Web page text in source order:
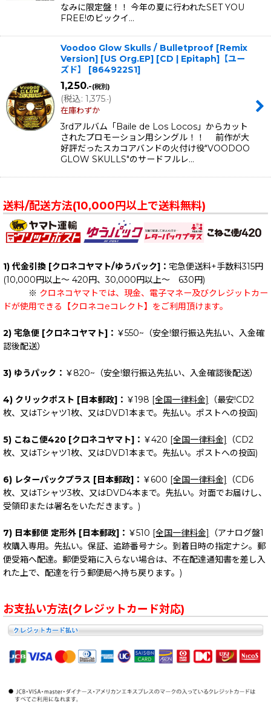
なみに限定盤！！ 今年の夏に行われたSET YOU
FREE!のビックイ…
Voodoo Glow Skulls / Bulletproof [Remix
Version] [US Org.EP] [CD | Epitaph]【ユー
ズド】
[864922S1]
1,250.-(税別)
(税込: 1,375.-)
在庫わずか
3rdアルバム「Baile de Los Locos」からカット
されたプロモーション用シングル！！ 前作が大
好評だったスカコアバンドの火付け役"VOODOO
GLOW SKULLS"のサードフルレ…
送料/配送方法(10,000円以上で送料無料)
1) 代金引換 [クロネコヤマト/ゆうパック]： 宅急便送料+手数料315円
(10,000円以上～ 420円、30,000円以上～ 630円)
※ クロネコヤマトでは、現金、電子マネー及びクレジットカー
ドが使用できる【クロネコeコレクト】をご利用頂けます。
2) 宅急便 [クロネコヤマト]： ￥550~（安全!銀行振込先払い、入金確
認後配送）
3) ゆうパック： ￥820~（安全!銀行振込先払い、入金確認後配送）
4) クリックポスト [日本郵政]： ￥198 [全国一律料金]
（最安!CD2
枚、又はTシャツ1枚、又はDVD1本まで。先払い。ポストへの投函)
5) こねこ便420 [クロネコヤマト]： ￥420 [全国一律料金]
（CD2
枚、又はTシャツ1枚、又はDVD1本まで。先払い。ポストへの投函)
6) レターパックプラス [日本郵政]： ￥600 [全国一律料金]
（CD6
枚、又はTシャツ3枚、又はDVD4本まで。先払い。対面でお届けし、
受領印または署名をいただきます。)
7) 日本郵便 定形外 [日本郵政]： ￥510 [全国一律料金]
（アナログ盤1
枚購入専用。先払い。保証、追跡番号ナシ。到着日時の指定ナシ。郵
便受箱へ配達。郵便受箱に入らない場合は、不在配達通知書を差し入
れた上で、配達を行う郵便局へ持ち戻ります。)
お支払い方法(クレジットカード対応)